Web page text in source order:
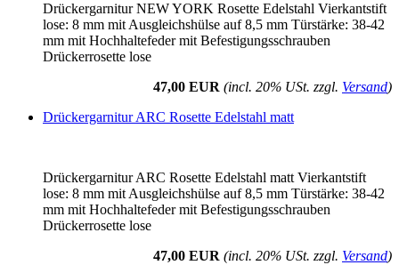
Drückergarnitur NEW YORK Rosette Edelstahl Vierkantstift
lose: 8 mm mit Ausgleichshülse auf 8,5 mm Türstärke: 38-42
mm mit Hochhaltefeder mit Befestigungsschrauben
Drückerrosette lose
47,00 EUR (incl. 20% USt. zzgl. Versand)
Drückergarnitur ARC Rosette Edelstahl matt
Drückergarnitur ARC Rosette Edelstahl matt Vierkantstift
lose: 8 mm mit Ausgleichshülse auf 8,5 mm Türstärke: 38-42
mm mit Hochhaltefeder mit Befestigungsschrauben
Drückerrosette lose
47,00 EUR (incl. 20% USt. zzgl. Versand)